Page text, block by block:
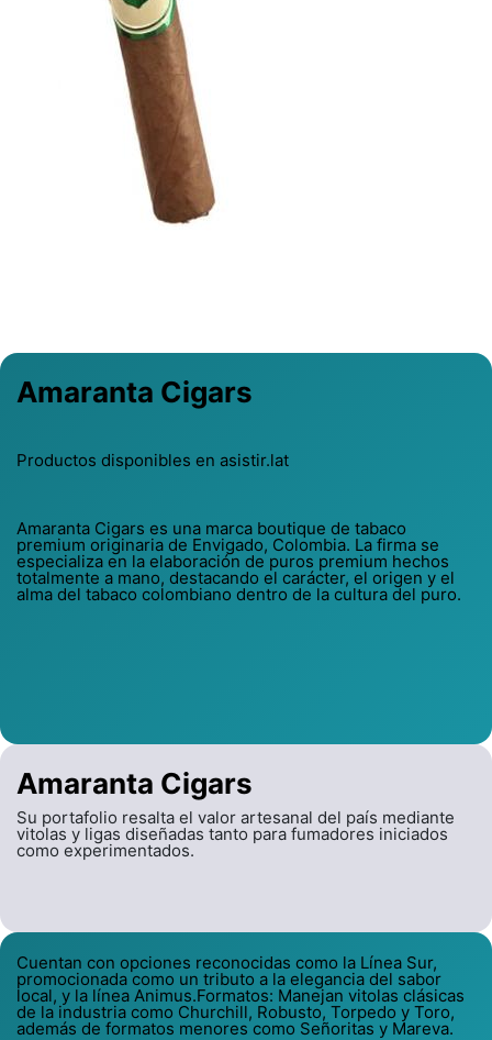
Amaranta Cigars
Su portafolio resalta el valor artesanal del país mediante
vitolas y ligas diseñadas tanto para fumadores iniciados
como experimentados.
Amaranta Cigars
Productos disponibles en asistir.lat
Amaranta Cigars es una marca boutique de tabaco
premium originaria de Envigado, Colombia. La firma se
especializa en la elaboración de puros premium hechos
totalmente a mano, destacando el carácter, el origen y el
alma del tabaco colombiano dentro de la cultura del puro.
Cuentan con opciones reconocidas como la Línea Sur,
promocionada como un tributo a la elegancia del sabor
local, y la línea Animus.Formatos: Manejan vitolas clásicas
de la industria como Churchill, Robusto, Torpedo y Toro,
además de formatos menores como Señoritas y Mareva.